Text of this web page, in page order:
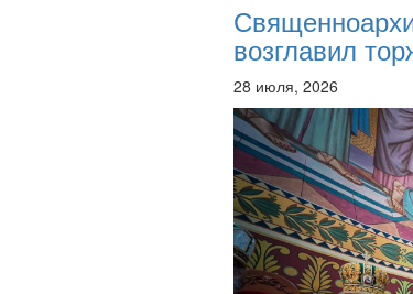
возглавил
28 июля, 2026